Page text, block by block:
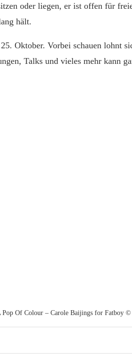
oder liegen, er ist offen für
hält.
Oktober. Vorbei schauen lohnt
Talks und vieles mehr kann
Pop Of Colour – Carole Baijings for Fatboy